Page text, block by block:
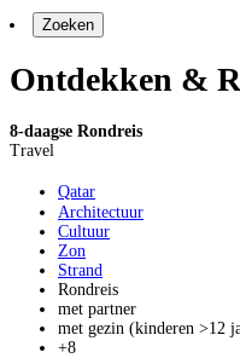
Zoeken
Ontdekken &
8-daagse Rondreis
Travel
Qatar
Architectuur
Cultuur
Zon
Strand
Rondreis
met partner
met gezin (kinderen >12
+8